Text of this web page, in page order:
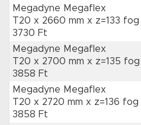
Megadyne Megaflex
T20 x 2660 mm x z=133 fog
3730 Ft
Megadyne Megaflex
T20 x 2700 mm x z=135 fog
3858 Ft
Megadyne Megaflex
T20 x 2720 mm x z=136 fog
3858 Ft